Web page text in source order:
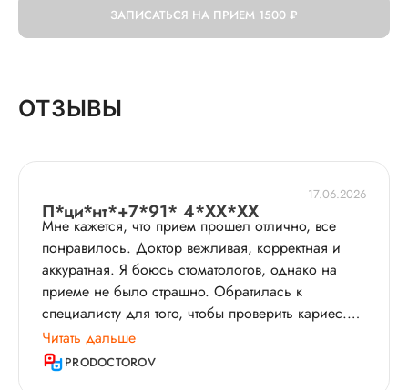
ЗАПИСАТЬСЯ НА ПРИЕМ 1500 ₽
ОТЗЫВЫ
17.06.2026
П*ци*нт*+7*91* 4*XX*XX
Мне кажется, что прием прошел отлично, все
понравилось. Доктор вежливая, корректная и
аккуратная. Я боюсь стоматологов, однако на
приеме не было страшно. Обратилась к
специалисту для того, чтобы проверить кариес​.
Попова Л.В. провела осмотр и сделала снимок
зубов, а также все показала и объяснила по
нему. Врач составила план лечения, я уже
Читать дальше
PRODOCTOROV